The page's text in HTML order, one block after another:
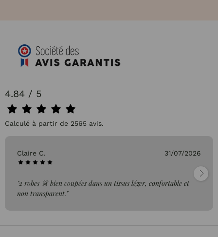
4.84 / 5
Calculé à partir de 2565 avis.
Claire C. 31/07/2026
"2 robes 👗 bien coupées dans un tissus léger, confortable et
non transparent."